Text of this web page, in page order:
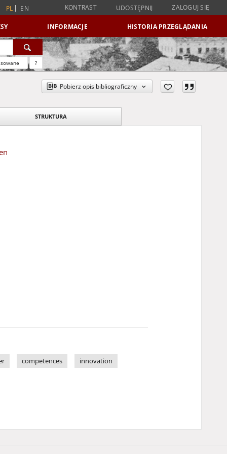
PL EN KONTRAST UDOSTĘPNIJ ZALOGUJ SIĘ
INFORMACJE HISTORIA PRZEGLĄDANIA
?
Pobierz opis bibliograficzny
STRUKTURA
competences innovation